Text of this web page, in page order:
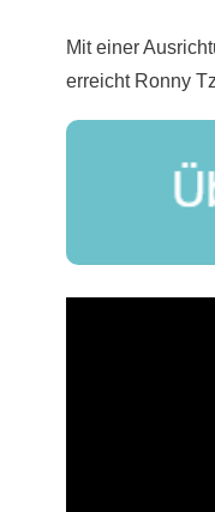
Mit einer
erreicht Ronny